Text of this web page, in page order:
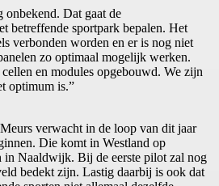
onbekend. Dat gaat de
betreffende sportpark bepalen. Het
verbonden worden en er is nog niet
zo optimaal mogelijk werken.
en modules opgebouwd. We zijn
optimum is.”
verwacht in de loop van dit jaar
Die komt in Westland op
in Naaldwijk. Bij de eerste pilot zal nog
bedekt zijn. Lastig daarbij is ook dat